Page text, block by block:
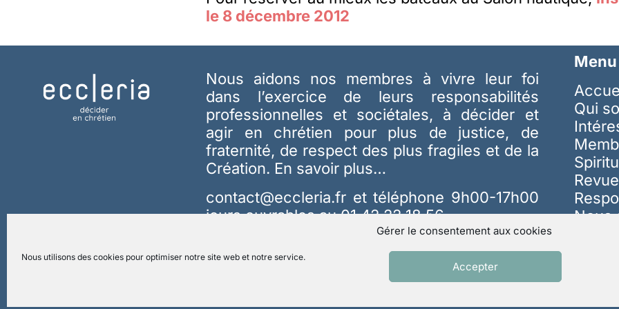
Gérer le consentement aux cookies
Nous utilisons des cookies pour optimiser notre site web et notre service.
Accepter
le 8 décembre 2012
Nous aidons nos membres à vivre leur foi
dans l’exercice de leurs responsabilités
professionnelles et sociétales, à décider et
agir en chrétien pour plus de justice, de
fraternité, de respect des plus fragiles et de la
Création. En savoir plus…
contact@eccleria.fr et téléphone 9h00-17h00
jours ouvrables au 01 42 22 18 56
Menu
Qui
Revue
Nous